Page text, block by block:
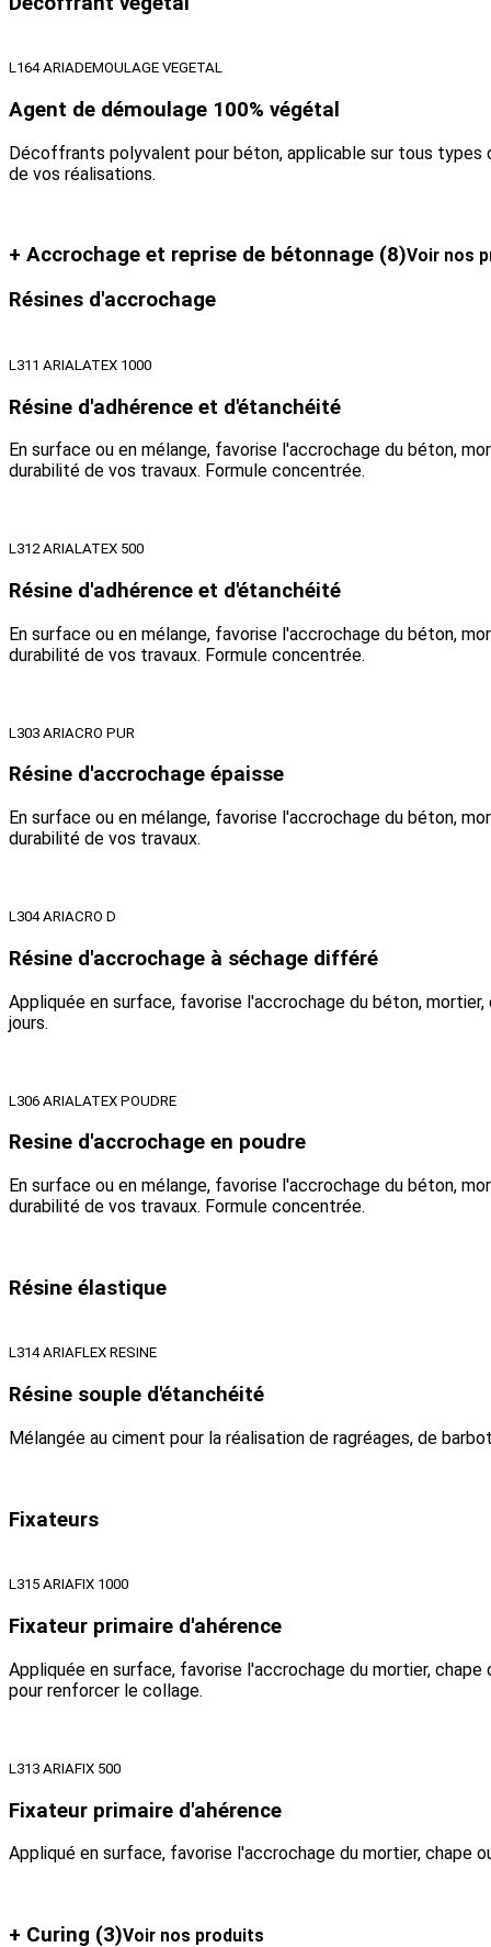
L164 ARIADEMOULAGE VEGETAL
Agent de démoulage 100% végétal
Décoffrants polyvalent pour béton, applicable sur tous
de vos réalisations.
+ Accrochage et reprise de bétonnage (8)Voir nos
Résines d'accrochage
L311 ARIALATEX 1000
Résine d'adhérence et d'étanchéité
En surface ou en mélange, favorise l'accrochage du béton,
durabilité de vos travaux. Formule concentrée.
L312 ARIALATEX 500
Résine d'adhérence et d'étanchéité
En surface ou en mélange, favorise l'accrochage du béton,
durabilité de vos travaux. Formule concentrée.
L303 ARIACRO PUR
Résine d'accrochage épaisse
En surface ou en mélange, favorise l'accrochage du béton,
durabilité de vos travaux.
L304 ARIACRO D
Résine d'accrochage à séchage différé
Appliquée en surface, favorise l'accrochage du béton,
jours.
L306 ARIALATEX POUDRE
Resine d'accrochage en poudre
En surface ou en mélange, favorise l'accrochage du béton,
durabilité de vos travaux. Formule concentrée.
Résine élastique
L314 ARIAFLEX RESINE
Résine souple d'étanchéité
Mélangée au ciment pour la réalisation de ragréages, de
Fixateurs
L315 ARIAFIX 1000
Fixateur primaire d'ahérence
Appliquée en surface, favorise l'accrochage du mortier,
pour renforcer le collage.
L313 ARIAFIX 500
Fixateur primaire d'ahérence
Appliqué en surface, favorise l'accrochage du mortier, chape
+ Curing (3)Voir nos produits